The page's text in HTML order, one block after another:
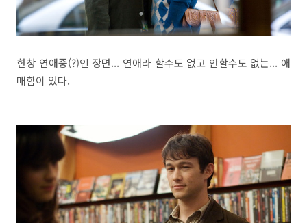
한창 연애중(?)인 장면... 연애라 할수도 없고 안할수도 없는... 애
매함이 있다.